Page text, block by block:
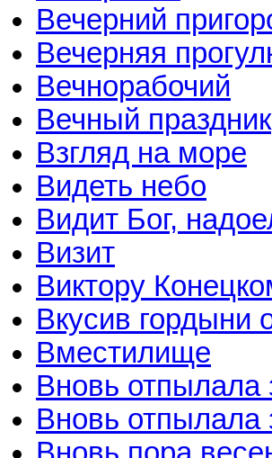
Вечерний
Вечерняя
Вечнорабочий
Вечный праздник
Взгляд на море
Видеть небо
Видит Бог,
Визит
Виктору
Вкусив гордыни
Вместилище
Вновь отпылала
Вновь отпылала